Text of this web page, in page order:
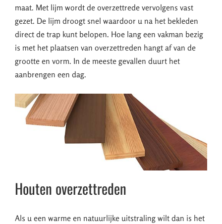
maat. Met lijm wordt de overzettrede vervolgens vast
gezet. De lijm droogt snel waardoor u na het bekleden
direct de trap kunt belopen. Hoe lang een vakman bezig
is met het plaatsen van overzettreden hangt af van de
grootte en vorm. In de meeste gevallen duurt het
aanbrengen een dag.
Houten overzettreden
Als u een warme en natuurlijke uitstraling wilt dan is het